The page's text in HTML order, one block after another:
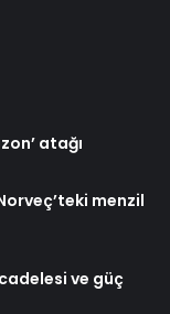
atağı
menzil
ve güç